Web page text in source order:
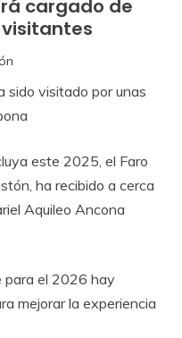
cargado de
sido visitado por unas
este 2025, el Faro
ha recibido a cerca
Aquileo Ancona
para el 2026 hay
mejorar la experiencia